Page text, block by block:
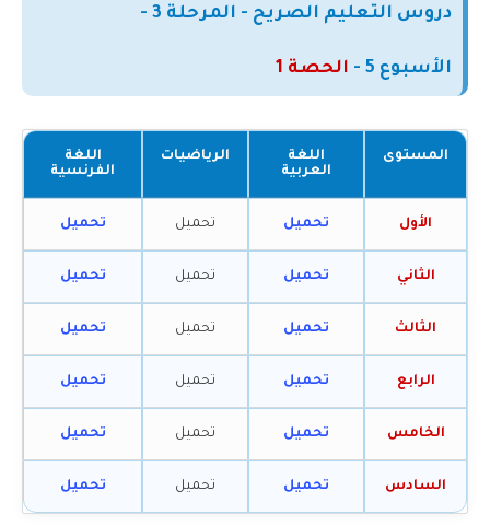
دروس التعليم الصريح - المرحلة 3 -
الأسبوع 5
- الحصة 1
المستوى
اللغة
العربية
الرياضيات
اللغة
الفرنسية
الأول تحميل تحميل تحميل
الثاني تحميل تحميل تحميل
الثالث تحميل تحميل تحميل
الرابع تحميل تحميل تحميل
الخامس تحميل تحميل تحميل
السادس تحميل تحميل تحميل